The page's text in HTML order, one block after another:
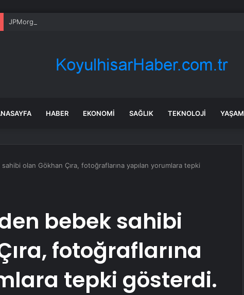
JPMorgan ve Amazon finans için kuantum araçları geliştirdi
HABER EKONOMI SAĞLIK TEKNOLOJI YAŞAM
sahibi olan Gökhan Çıra, fotoğraflarına yapılan yorumlara tepki
bebek sahibi
fotoğraflarına
tepki gösterdi.